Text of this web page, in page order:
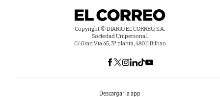
Copyright © DIARIO EL CORREO, S.A.
Sociedad Unipersonal.
C/ Gran Vía 45, 3ª planta, 48011 Bilbao
Descargar la app